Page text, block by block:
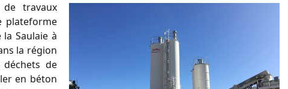
de travaux
plateforme
Saulaie à
la région
de
en béton